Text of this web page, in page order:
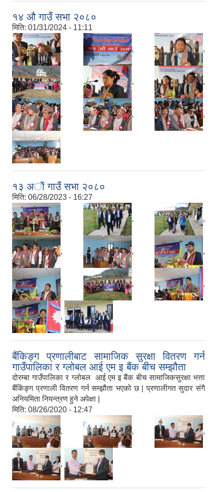
१४ औ गाउँ सभा २०८०
मिति: 01/31/2024 - 11:11
, , ,
, , ,
, , ,
१३ अाैं गाउँ सभा २०८०
मिति: 06/28/2023 - 16:27
, , ,
, , ,
, , ,
,
बैंकिङ्ग प्रणालीबाट सामाजिक सुरक्षा वितरण गर्न
गाउँपालिका र ग्लोबल आई एम इ बैंक बीच सम्झौता
दोरम्बा गाउँपालिका र ग्लोबल आई एम इ बैंक बीच सामाजिकसुरक्षा भत्ता
बैंकिंङ्ग प्रणाली वितरण गर्न सम्झौता भएको छ | प्रणालीगत सुदार संगै
अनियमिता नियन्त्रण हुने अपेक्षा |
मिति: 08/26/2020 - 12:47
, , ,
,